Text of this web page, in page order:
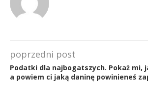
poprzedni post
Podatki dla najbogatszych. Pokaż mi,
a powiem ci jaką daninę powinieneś